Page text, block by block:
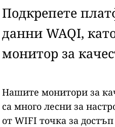
Подкрепете
данни WAQI,
монитор за
Нашите монитори за
са много лесни за
от WIFI точка за